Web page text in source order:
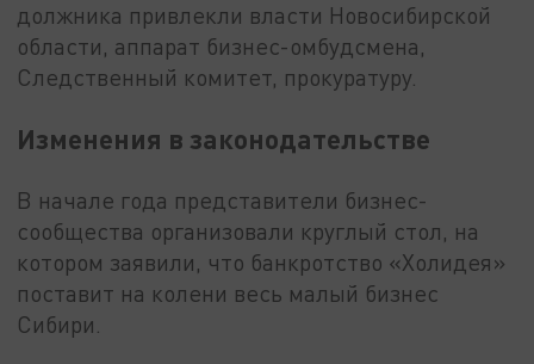
должника привлекли власти Новосибирской
области, аппарат бизнес-омбудсмена,
Следственный комитет, прокуратуру.
Изменения в законодательстве
В начале года представители бизнес-
сообщества организовали круглый стол, на
котором заявили, что банкротство «Холидея»
поставит на колени весь малый бизнес
Сибири.